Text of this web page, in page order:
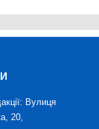
Вулиця
20,